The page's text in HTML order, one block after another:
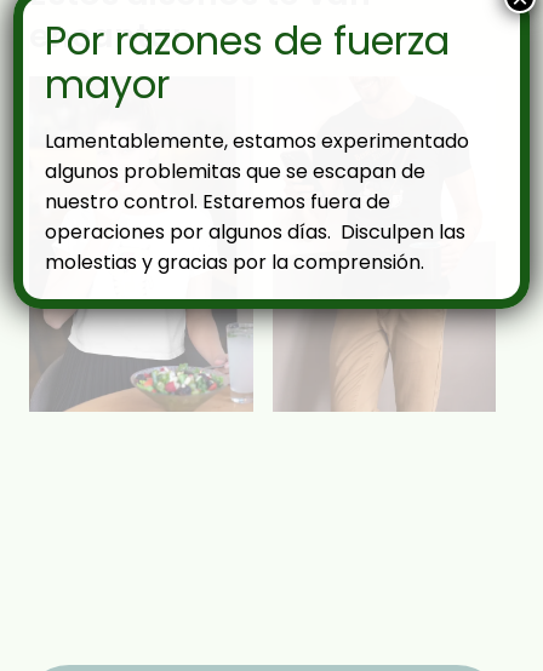
encantar
Por razones de fuerza
mayor
Lamentablemente, estamos experimentado
algunos problemitas que se escapan de
nuestro control. Estaremos fuera de
operaciones por algunos días. Disculpen las
molestias y gracias por la comprensión.